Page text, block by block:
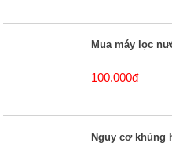
Mua máy lọc
100.000đ
Nguy cơ khủng